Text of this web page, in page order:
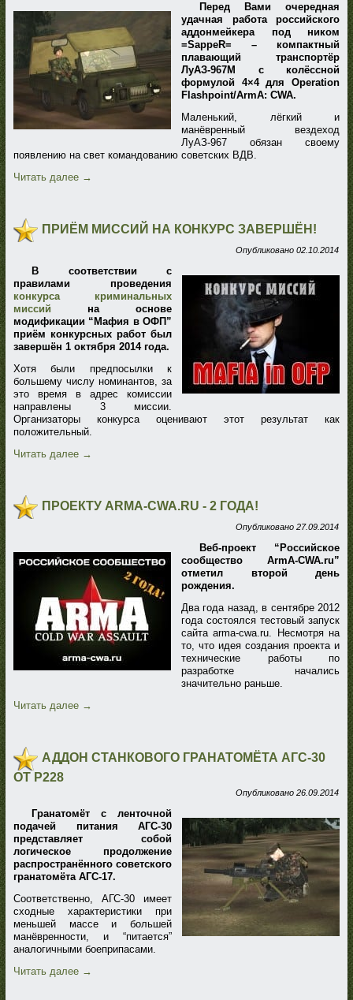
Перед Вами очередная
удачная работа российского
аддонмейкера под ником
=SappeR= – компактный
плавающий транспортёр
ЛуАЗ-967М с колёссной
формулой 4×4 для Operation
Flashpoint/ArmA: CWA.
Маленький, лёгкий и
манёвренный вездеход
ЛуАЗ-967 обязан своему
появлению на свет командованию советских ВДВ.
Читать далее →
ПРИЁМ МИССИЙ НА КОНКУРС ЗАВЕРШЁН!
Опубликовано 02.10.2014
В соответствии с
правилами проведения
конкурса криминальных
миссий на основе
модификации “Мафия в ОФП”
приём конкурсных работ был
завершён 1 октября 2014 года.
Хотя были предпосылки к
большему числу номинантов, за
это время в адрес комиссии
направлены 3 миссии.
Организаторы конкурса оценивают этот результат как
положительный.
Читать далее →
ПРОЕКТУ ARMA-CWA.RU - 2 ГОДА!
Опубликовано 27.09.2014
Веб-проект “Российское
сообщество ArmA-CWA.ru”
отметил второй день
рождения.
Два года назад, в сентябре 2012
года состоялся тестовый запуск
сайта arma-cwa.ru. Несмотря на
то, что идея создания проекта и
технические работы по
разработке начались
значительно раньше.
Читать далее →
АДДОН СТАНКОВОГО ГРАНАТОМЁТА АГС-30
ОТ P228
Опубликовано 26.09.2014
Гранатомёт с ленточной
подачей питания АГС-30
представляет собой
логическое продолжение
распространённого советского
гранатомёта АГС-17.
Соответственно, АГС-30 имеет
сходные характеристики при
меньшей массе и большей
манёвренности, и “питается”
аналогичными боеприпасами.
Читать далее →